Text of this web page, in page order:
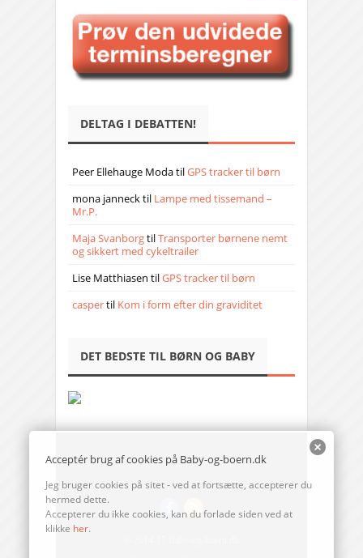
DELTAG I DEBATTEN!
Peer Ellehauge ModatilGPS tracker til børn
mona jannecktil Lampe med tissemand –
Mr.P.
Maja SvanborgtilTransporter børnene nemt
og sikkert med cykeltrailer
Lise Matthiasen tilGPS tracker til børn
caspertil Kom i form efter din graviditet
DET BEDSTE TIL BØRN OG BABY
Acceptér brug af cookies på Baby-og-boern.dk
Jeg bruger cookies på sitet - ved at fortsætte, accepterer du
hermed dette.
Accepterer du ikke cookies, kan du forlade siden ved at
klikke her.